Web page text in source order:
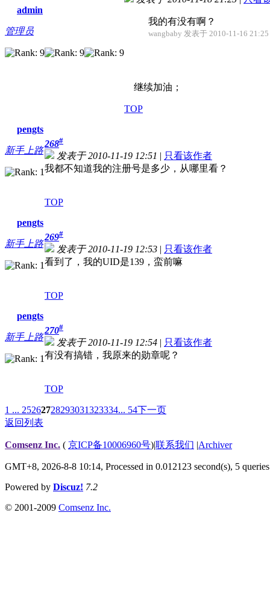
admin
管理员
我的有没有啊？
wangbaby 发表于 2010-11-16 21:25
继续加油；
TOP
pengts
新手上路
268#
发表于 2010-11-19 12:51 | 只看该作者
我都不知道我的注册号是多少，从哪里看？
TOP
pengts
新手上路
269#
发表于 2010-11-19 12:53 | 只看该作者
看到了，我的UID是139，蛮前嘛
TOP
pengts
新手上路
270#
发表于 2010-11-19 12:54 | 只看该作者
有没有搞错，我原来的勋章呢？
TOP
1 ... 25262728293031323334... 54下一页
返回列表
Comsenz Inc. ( 京ICP备10006960号)|联系我们 |Archiver
GMT+8, 2026-8-8 10:14, Processed in 0.012123 second(s), 5 queries
Powered by Discuz! 7.2
© 2001-2009 Comsenz Inc.